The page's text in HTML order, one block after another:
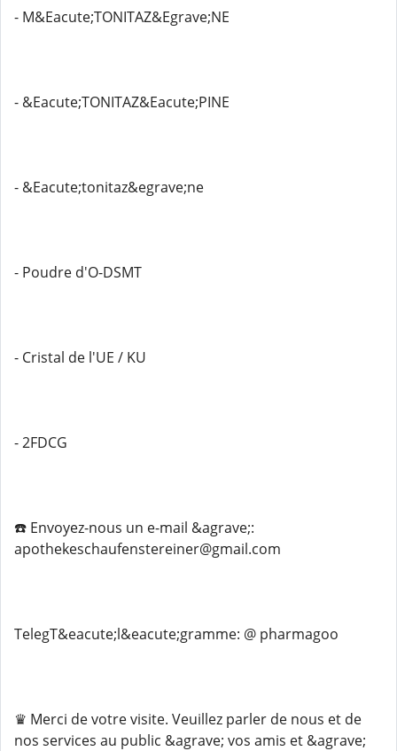
- M&Eacute;TONITAZ&Egrave;NE
- &Eacute;TONITAZ&Eacute;PINE
- &Eacute;tonitaz&egrave;ne
- Poudre d'O-DSMT
- Cristal de l'UE / KU
- 2FDCG
☎️ Envoyez-nous un e-mail &agrave;:
apothekeschaufenstereiner@gmail.com
Teleg️T&eacute;l&eacute;gramme: @ pharmagoo
♛ Merci de votre visite. Veuillez parler de nous et de
nos services au public &agrave; vos amis et &agrave;